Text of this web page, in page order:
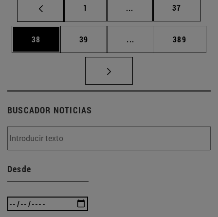
Página
1 ... Páginas intermedias
Página
37
Página
38 Página
39 ... Páginas intermedias
Página
389
BUSCADOR NOTICIAS
Desde